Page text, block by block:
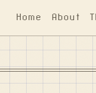
Home About